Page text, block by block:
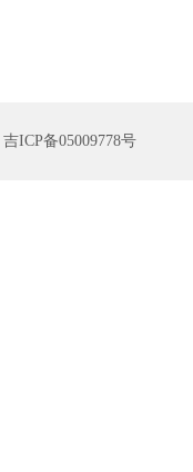
吉ICP备05009778号